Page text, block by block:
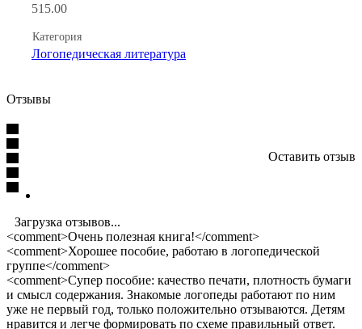
515.00
Категория
Логопедическая литература
Отзывы
Оставить отзыв
Загрузка отзывов...
<comment>Очень полезная книга!</comment>
<comment>Хорошее пособие, работаю в логопедической
группе</comment>
<comment>Супер пособие: качество печати, плотность бумаги
и смысл содержания. Знакомые логопеды работают по ним
уже не первый год, только положительно отзываются. Детям
нравится и легче формировать по схеме правильный ответ.